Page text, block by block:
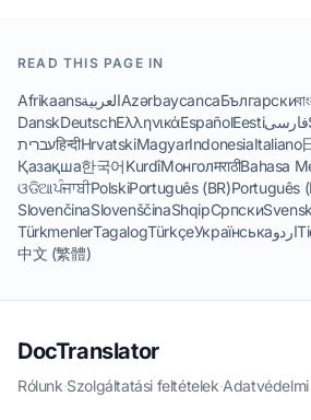
READ THIS PAGE IN
AfrikaansالعربيةAzərbaycancaБългарски
DanskDeutschΕλληνικάEspañolEestiفارسی
עבריתहिन्दीHrvatskiMagyarIndonesiaItaliano
Қазақша한국어KurdîМонголमराठीBahasa
ଓଡିଆਪੰਜਾਬੀPolskiPortuguês (BR)Português
SlovenčinaSlovenščinaShqipСрпски
TürkmenlerTagalogTürkçeУкраїнськаاردو
中文 (繁體)
DocTranslator
Rólunk·Szolgáltatási feltételek·